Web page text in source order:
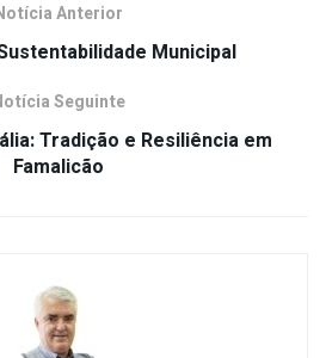
Anterior
Municipal
Seguinte
Tradição e Resiliência em
Famalicão